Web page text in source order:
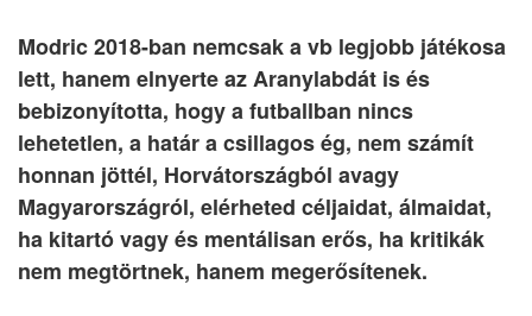
Modric 2018-ban nemcsak a vb legjobb játékosa
lett, hanem elnyerte az Aranylabdát is és
bebizonyította, hogy a futballban nincs
lehetetlen, a határ a csillagos ég, nem számít
honnan jöttél, Horvátországból avagy
Magyarországról, elérheted céljaidat, álmaidat,
ha kitartó vagy és mentálisan erős, ha kritikák
nem megtörtnek, hanem megerősítenek.